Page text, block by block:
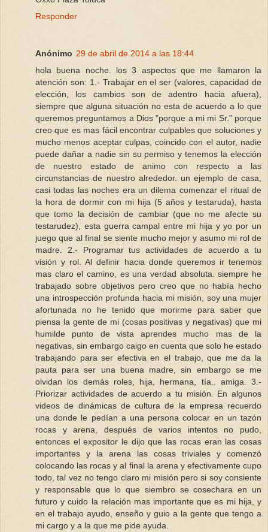
Responder
Anónimo 29 de abril de 2014 a las 18:44
hola buena noche. los 3 aspectos que me llamaron la
atención son: 1.- Trabajar en el ser (valores, capacidad de
elección, los cambios son de adentro hacia afuera),
siempre que alguna situación no esta de acuerdo a lo que
queremos preguntamos a Dios "porque a mi mi Sr." porque
creo que es mas fácil encontrar culpables que soluciones y
mucho menos aceptar culpas, coincido con el autor, nadie
puede dañar a nadie sin su permiso y tenemos la elección
de nuestro estado de animo con respecto a las
circunstancias de nuestro alrededor. un ejemplo de casa,
casi todas las noches era un dilema comenzar el ritual de
la hora de dormir con mi hija (5 años y testaruda), hasta
que tomo la decisión de cambiar (que no me afecte su
testarudez), esta guerra campal entre mi hija y yo por un
juego que al final se siente mucho mejor y asumo mi rol de
madre. 2.- Programar tus actividades de acuerdo a tu
visión y rol. Al definir hacia donde queremos ir tenemos
mas claro el camino, es una verdad absoluta. siempre he
trabajado sobre objetivos pero creo que no había hecho
una introspección profunda hacia mi misión, soy una mujer
afortunada no he tenido que morirme para saber que
piensa la gente de mi (cosas positivas y negativas) que mi
humilde punto de vista aprendes mucho mas de la
negativas, sin embargo caigo en cuenta que solo he estado
trabajando para ser efectiva en el trabajo, que me da la
pauta para ser una buena madre, sin embargo se me
olvidan los demás roles, hija, hermana, tía.. amiga. 3.-
Priorizar actividades de acuerdo a tu misión. En algunos
videos de dinámicas de cultura de la empresa recuerdo
una donde le pedían a una persona colocar en un tazón
rocas y arena, después de varios intentos no pudo,
entonces el expositor le dijo que las rocas eran las cosas
importantes y la arena las cosas triviales y comenzó
colocando las rocas y al final la arena y efectivamente cupo
todo, tal vez no tengo claro mi misión pero si soy consiente
y responsable que lo que siembro se cosechara en un
futuro y cuido la relación mas importante que es mi hija, y
en el trabajo ayudo, enseño y guio a la gente que tengo a
mi cargo y a la que me pide ayuda.